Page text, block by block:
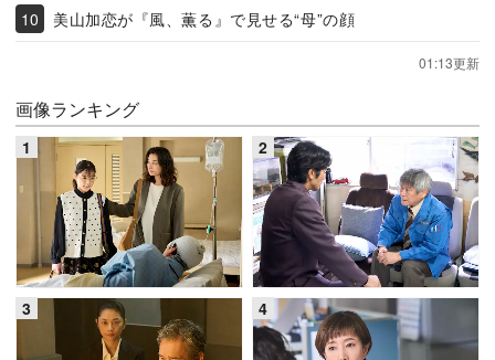
美山加恋が『風、薫る』で見せる“母”の顔
01:13更新
画像ランキング